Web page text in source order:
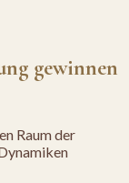
gewinnen
Raum der